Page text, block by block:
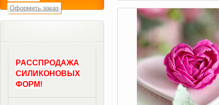
Оформить заказ
РАССПРОДАЖА
СИЛИКОНОВЫХ
ФОРМ!